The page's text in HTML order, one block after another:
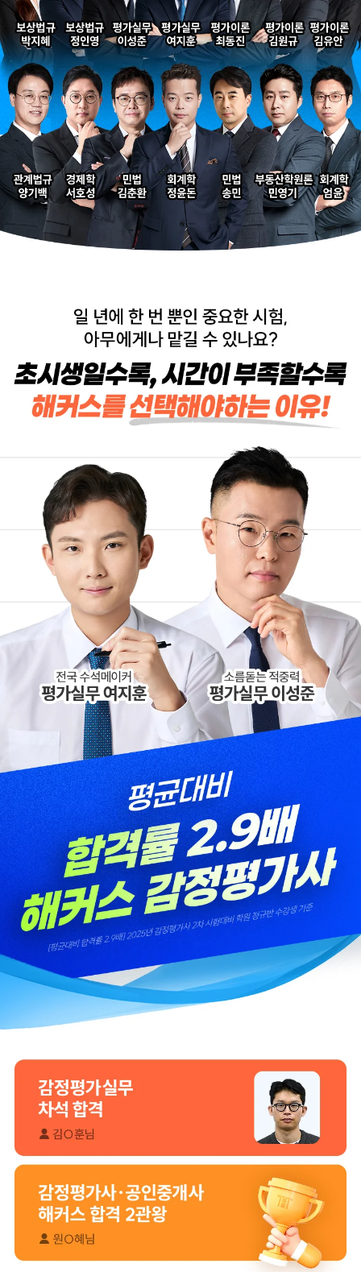
해커스 강의는 타 학원
실무 강의와 달리 문제와
방법을 알려주십니다.
합격생 김*현님
해커스에서 시작했으면
더 빨리 합격하지
않았을까 생각하고,
주변 분들에게도
감정평가사 시작은
해커스에서 하라고
추천합니다.
합격생 김*훈님
해커스에서 시작했으면
더 빨리 합격하지
않았을까 생각하고,
주변 분들에게도
감정평가사 시작은
해커스에서 하라고
추천합니다.
합격생 김*훈님
해커스 여지훈
평가사님의 기출강의와
GS를 통해 넉넉한 실무
점수를 받으며 합격할 수
있었습니다.
합격생 김*인님
해커스의 선생님들의
강의력이 너무 좋았어요.
덕분에 노베이스로
합격할 수 있었습니다.
합격생 양*성님
해커스의 선생님들이
직접 답안을 봐주시고
피드백 해주셔서 합격할
수 있었습니다.
합격생 이*원님
해커스에서 시작했으면
더 빨리 합격하지
않았을까 생각하고,
감정평가사 시작은
해커스에서 하라고
추천합니다.
해커스 여지훈
평가사님의 기출강의와
있었습니다.
해커스의 선생님들의
강의력이 너무 좋았어요.
덕분에 노베이스로
합격할 수 있었습니다.
해커스의 선생님들이
직접 답안을 봐주시고
피드백 해주셔서 합격할
수 있었습니다.